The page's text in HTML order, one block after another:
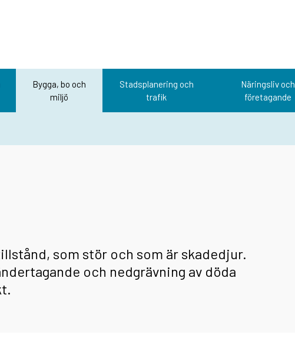
Bygga, bo och
miljö
Stadsplanering och
trafik
Näringsliv och
företagande
som stör och som är skadedjur.
och nedgrävning av döda